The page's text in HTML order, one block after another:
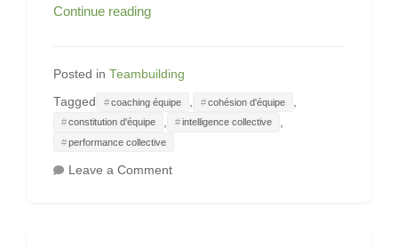
Continue readingExemple
réalisé…
Posted in Teambuilding
Tagged coaching équipe , cohésion d'équipe ,
constitution d'équipe intelligence collective
performance collective
Leave a Commenton